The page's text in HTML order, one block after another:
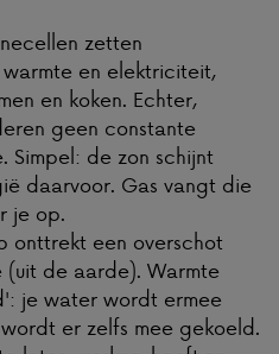
zetten
en elektriciteit,
en koken. Echter,
geen constante
Simpel: de zon schijnt
daarvoor. Gas vangt die
je op.
onttrekt een overschot
de aarde). Warmte
je water wordt ermee
er zelfs mee gekoeld.